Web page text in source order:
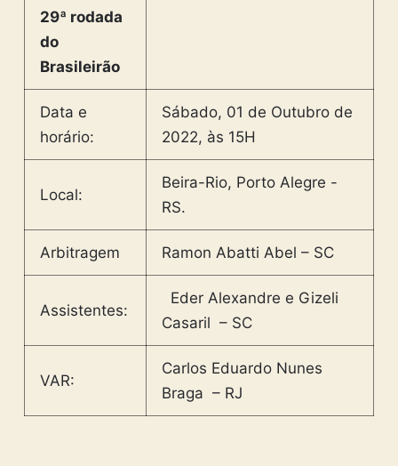
29ª rodada
do
Brasileirão
Data e
horário:
Sábado, 01 de Outubro de
2022, às 15H
Local:
Beira-Rio, Porto Alegre -
RS.
Arbitragem Ramon Abatti Abel – SC
Assistentes:
Eder Alexandre e Gizeli
Casaril – SC
VAR:
Carlos Eduardo Nunes
Braga – RJ